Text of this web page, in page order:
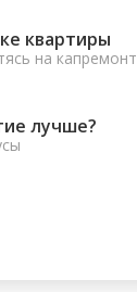
квартиры
на капремонт
лучше?